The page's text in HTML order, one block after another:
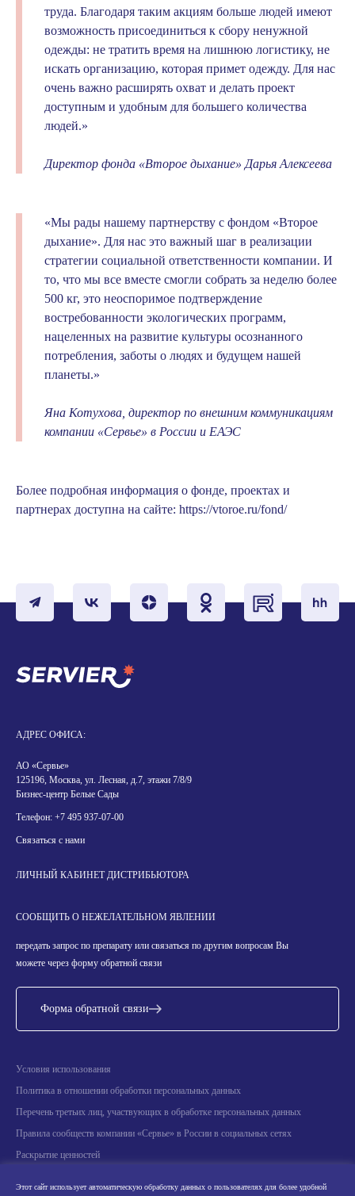
труда. Благодаря таким акциям больше людей имеют
возможность присоединиться к сбору ненужной
одежды: не тратить время на лишнюю логистику, не
искать организацию, которая примет одежду. Для нас
очень важно расширять охват и делать проект
доступным и удобным для большего количества
людей.»
Директор фонда «Второе дыхание» Дарья Алексеева
«Мы рады нашему партнерству с фондом «Второе
дыхание». Для нас это важный шаг в реализации
стратегии социальной ответственности компании. И
то, что мы все вместе смогли собрать за неделю более
500 кг, это неоспоримое подтверждение
востребованности экологических программ,
нацеленных на развитие культуры осознанного
потребления, заботы о людях и будущем нашей
планеты.»
Яна Котухова, директор по внешним коммуникациям
компании «Сервье» в России и ЕАЭС
Более подробная информация о фонде, проектах и
партнерах доступна на сайте: https://vtoroe.ru/fond/
АДРЕС ОФИСА:
АО «Сервье»
125196, Москва, ул. Лесная, д.7, этажи 7/8/9
Бизнес-центр Белые Сады
Телефон: +7 495 937-07-00
Связаться с нами
ЛИЧНЫЙ КАБИНЕТ ДИСТРИБЬЮТОРА
СООБЩИТЬ О НЕЖЕЛАТЕЛЬНОМ ЯВЛЕНИИ
передать запрос по препарату или связаться по другим вопросам Вы
можете через форму обратной связи
Форма обратной связи
Условия использования
Политика в отношении обработки персональных данных
Перечень третьих лиц, участвующих в обработке персональных данных
Правила сообществ компании «Сервье» в России в социальных сетях
Раскрытие ценностей
Этот сайт использует автоматическую обработку данных о пользователях для более удобной